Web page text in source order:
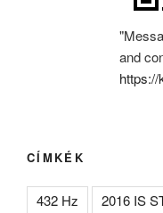
and
CÍMKÉK
432 Hz 2016 IS